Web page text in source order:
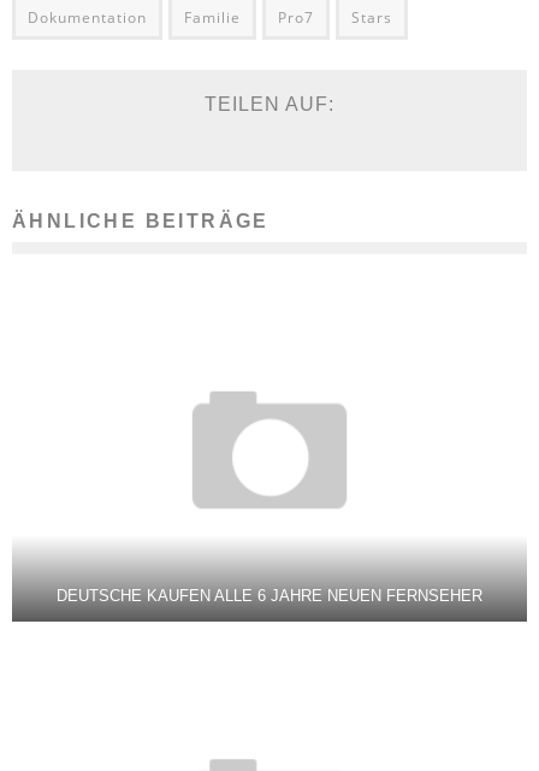
Dokumentation Familie Pro7 Stars
TEILEN AUF:
ÄHNLICHE BEITRÄGE
DEUTSCHE KAUFEN ALLE 6 JAHRE NEUEN FERNSEHER